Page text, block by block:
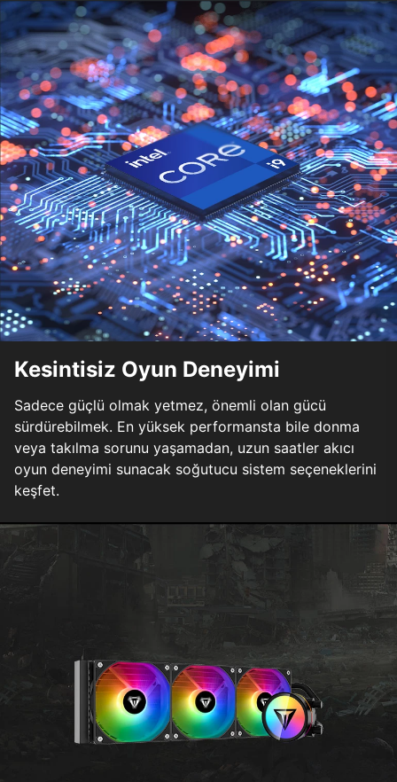
Kesintisiz Oyun Deneyimi
Sadece güçlü olmak yetmez, önemli olan gücü
sürdürebilmek. En yüksek performansta bile donma
veya takılma sorunu yaşamadan, uzun saatler akıcı
oyun deneyimi sunacak soğutucu sistem seçeneklerini
keşfet.